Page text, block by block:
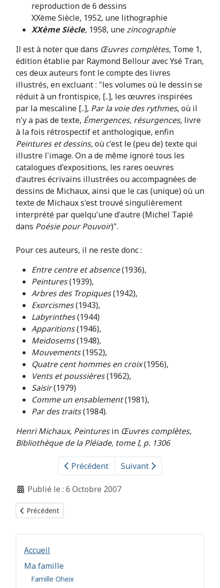
Accueil
Ma famille
Famille Oheix
reproduction de 6 dessins
XXème Siècle, 1952, une lithographie
XXème Siècle, 1958, unezincographie
Il est à noter que dans Œuvres complètes, Tome 1,
édition établie par Raymond Bellour avec Ysé Tran,
ces deux auteurs font le compte des livres
illustrés, en excluant : "les volumes où le dessin se
réduit à un frontispice, [..], les œuvres inspirées
par la mescaline [..], Par la voie des rythmes, où il
n'y a pas de texte, Émergences, résurgences, livre
à la fois rétrospectif et anthologique, enfin
Peintures et dessins, où c'est le (peu de) texte qui
illustre l'image. On a de même ignoré tous les
catalogues d'expositions, les rares oeuvres
d'autres écrivains illustrées ou accompagnées de
dessins de Michaux, ainsi que le cas (unique) où un
texte de Michaux s'est trouvé singulièrement
interprété par quelqu'une d'autre (Michel Tapié
dans Poésie pour Pouvoir)".
Pour ces auteurs, il ne reste donc :
Entre centre et absence(1936),
Peintures(1939),
Arbres des Tropiques(1942),
Exorcismes(1943),
Labyrinthes(1944)
Apparitions(1946),
Meidosems(1948),
Mouvements(1952),
Quatre cent hommes en croix(1956),
Vents et poussières(1962),
Saisir(1979)
Comme un ensablement(1981),
Par des traits(1984).
Henri Michaux, Peinturesin Œuvres complètes,
Bibliothèque de la Pléiade, tome I, p. 1306
Précédent Suivant
Détails
Publié le : 6 Octobre 2007
Article précédent : Ouvrages de référence
Précédent